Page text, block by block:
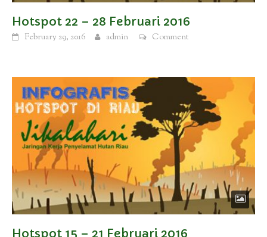
Hotspot 22 – 28 Februari 2016
February 29, 2016 admin Comment
Hotspot 15 – 21 Februari 2016